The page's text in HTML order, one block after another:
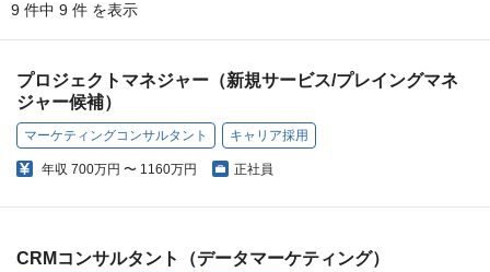
9 件中 9 件 を表示
プロジェクトマネジャー（新規サービス/プレイングマネ
ジャー候補）
マーケティングコンサルタント キャリア採用
年収 700万円 〜 1160万円 正社員
CRMコンサルタント（データマーケティング）